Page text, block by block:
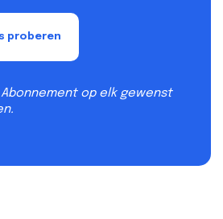
proberen
op elk gewenst